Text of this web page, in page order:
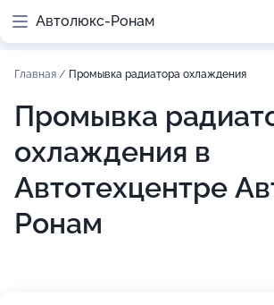
Автолюкс-Ронам
Главная / Промывка радиатора охлаждения
Промывка
охлаждения в
Автотехцентре
Ронам